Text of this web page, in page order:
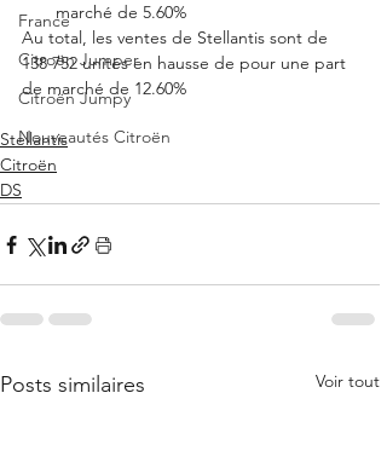
France
Citroën Jumper
Citroën Jumpy
Nouveautés Citroën
marché de 5.60%
Au total, les ventes de Stellantis sont de
138 752 unités en hausse de pour une part
de marché de 12.60%
Stellantis
Citroën
DS
Posts similaires Voir tout